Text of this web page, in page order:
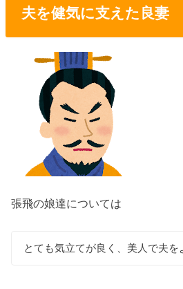
夫を健気に支えた良妻
張飛の娘達については
とても気立てが良く、美人で夫を